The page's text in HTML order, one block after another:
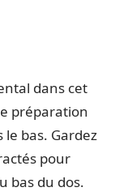
dans cet
préparation
bas. Gardez
pour
bas du dos.